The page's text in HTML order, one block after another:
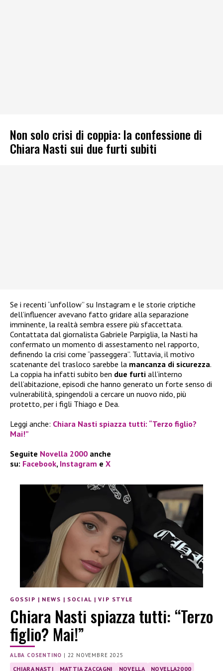
Non solo crisi di coppia: la confessione di
Chiara Nasti sui due furti subiti
Se i recenti “unfollow” su Instagram e le storie criptiche
dell’influencer avevano fatto gridare alla separazione
imminente, la realtà sembra essere più sfaccettata.
Contattata dal giornalista Gabriele Parpiglia, la Nasti ha
confermato un momento di assestamento nel rapporto,
definendo la crisi come “passeggera”. Tuttavia, il motivo
scatenante del trasloco sarebbe la mancanza di sicurezza.
La coppia ha infatti subito ben due furti all’interno
dell’abitazione, episodi che hanno generato un forte senso di
vulnerabilità, spingendoli a cercare un nuovo nido, più
protetto, per i figli Thiago e Dea.
Leggi anche: Chiara Nasti spiazza tutti: “Terzo figlio?
Mai!”
Seguite Novella 2000 anche
su: Facebook, Instagram e X
GOSSIP | NEWS | SOCIAL |VIP STYLE
Chiara Nasti spiazza tutti: “Terzo
figlio? Mai!”
ALBA COSENTINO | 22 NOVEMBRE 2025
CHIARA NASTI MATTIA ZACCAGNI NOVELLA NOVELLA2000